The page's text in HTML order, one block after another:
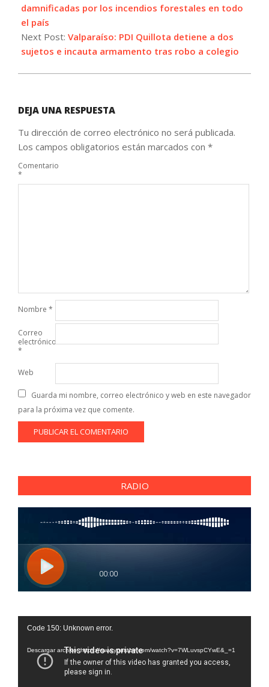
damnificadas por los incendios forestales en todo
el país
Next Post: Valparaíso: PDI Quillota detiene a dos
sujetos e incauta armamento tras robo a colegio
DEJA UNA RESPUESTA
Tu dirección de correo electrónico no será publicada.
Los campos obligatorios están marcados con *
Comentario
*
Nombre *
Correo
electrónico
*
Web
Guarda mi nombre, correo electrónico y web en este navegador
para la próxima vez que comente.
RADIO
Reproductor
vídeo
Code 150: Unknown error.
Descargar archivo: https://www.youtube.com/watch?v=7WLuvspCYwE&_=1